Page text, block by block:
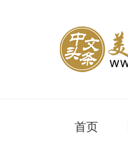
首页